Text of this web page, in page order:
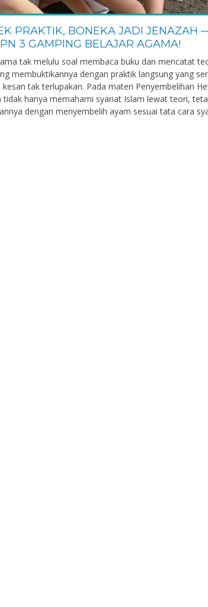
PRAKTIK, BONEKA JADI JENAZAH
3 GAMPING BELAJAR AGAMA!
tak melulu soal membaca buku dan mencatat
membuktikannya dengan praktik langsung yang
tak terlupakan. Pada materi Penyembelihan
tidak hanya memahami syariat Islam lewat teori,
dengan menyembelih ayam sesuai tata cara